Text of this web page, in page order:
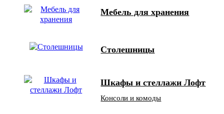
Мебель для хранения
Столешницы
Шкафы и стеллажи Лофт
Консоли и комоды